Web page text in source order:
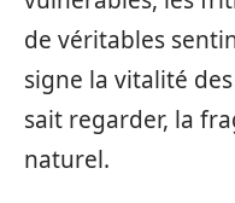
de véritables
signe la vitalité
sait regarder, la
naturel.